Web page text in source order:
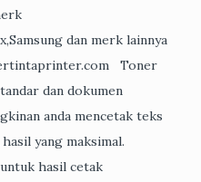
dan merk lainnya
Toner
dan dokumen
anda mencetak teks
yang maksimal.
hasil cetak